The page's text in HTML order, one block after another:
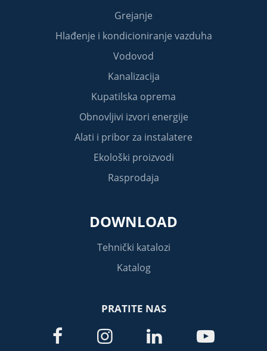
Grejanje
Hlađenje i kondicioniranje vazduha
Vodovod
Kanalizacija
Kupatilska oprema
Obnovljivi izvori energije
Alati i pribor za instalatere
Ekološki proizvodi
Rasprodaja
DOWNLOAD
Tehnički katalozi
Katalog
PRATITE NAS
   